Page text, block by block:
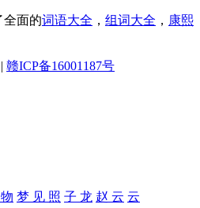
全面的词语大全 ， 组词大全 ， 康熙
| 赣ICP备16001187号
梦 见 照 子 龙 赵 云 云